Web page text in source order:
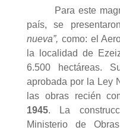
Para este
país, se
nueva”, como: el
la localidad de
6.500 hectáreas.
aprobada por la Ley
las obras recién
1945. La
Ministerio de